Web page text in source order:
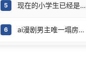
5 现在的小学生已经是庞然大物了
6 ai漫剧男主唯一塌房方式被找到了